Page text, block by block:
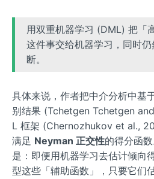
用双重机器学习 (DML) 把「
这件事交给机器学习，同时
断。
具体来说，作者把中介分析中基
别结果 (Tchetgen Tchetgen
L 框架 (Chernozhukov et al.,
满足 Neyman 正交性的得分函
是：即便用机器学习去估计倾向
型这些「辅助函数」，只要它们